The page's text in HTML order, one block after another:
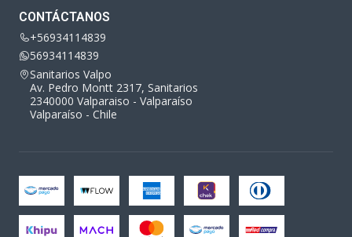
CONTÁCTANOS
+56934114839
56934114839
Sanitarios Valpo
Av. Pedro Montt 2317, Sanitarios
2340000 Valparaiso - Valparaíso
Valparaíso - Chile